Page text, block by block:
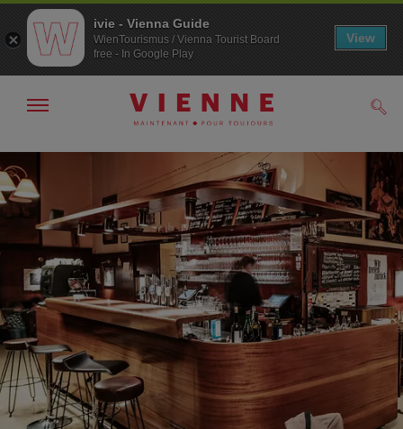
Navigation
Contenu
Afficher
la
ivie - Vienna Guide
WienTourismus / Vienna Tourist Board
free - In Google Play
View